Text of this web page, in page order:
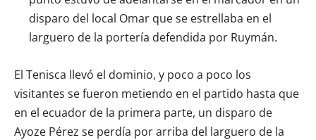
disparo del local Omar que se estrellaba en el
larguero de la portería defendida por Ruymán.
El Tenisca llevó el dominio, y poco a poco los
visitantes se fueron metiendo en el partido hasta que
en el ecuador de la primera parte, un disparo de
Ayoze Pérez se perdía por arriba del larguero de la